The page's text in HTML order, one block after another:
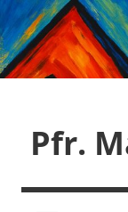
Zum
Inhalt
springen
Pfr.